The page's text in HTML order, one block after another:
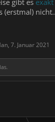
gibt es
(erstmal)
, 7. Januar 2021